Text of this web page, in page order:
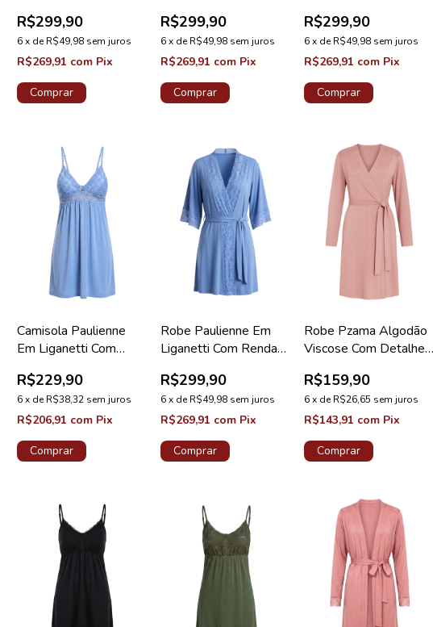
New
R$299,90
6 x deR$49,98 sem juros
R$269,91 com Pix
Comprar
R$299,90
6 x deR$49,98 sem juros
R$269,91 com Pix
Comprar
Diamante
R$299,90
6x deR$49,98 sem juros
R$269,91 com Pix
Comprar
Camisola Paulienne
Em Liganetti Com
Azure
R$229,90
6 x deR$38,32 sem juros
R$206,91 com Pix
Comprar
Robe Paulienne Em
Liganetti Com Renda
R$299,90
6 x deR$49,98 sem juros
R$269,91 com Pix
Comprar
Robe Pzama Algodão
Viscose Com Detalhe
R$159,90
6x deR$26,65 sem juros
R$143,91 com Pix
Comprar